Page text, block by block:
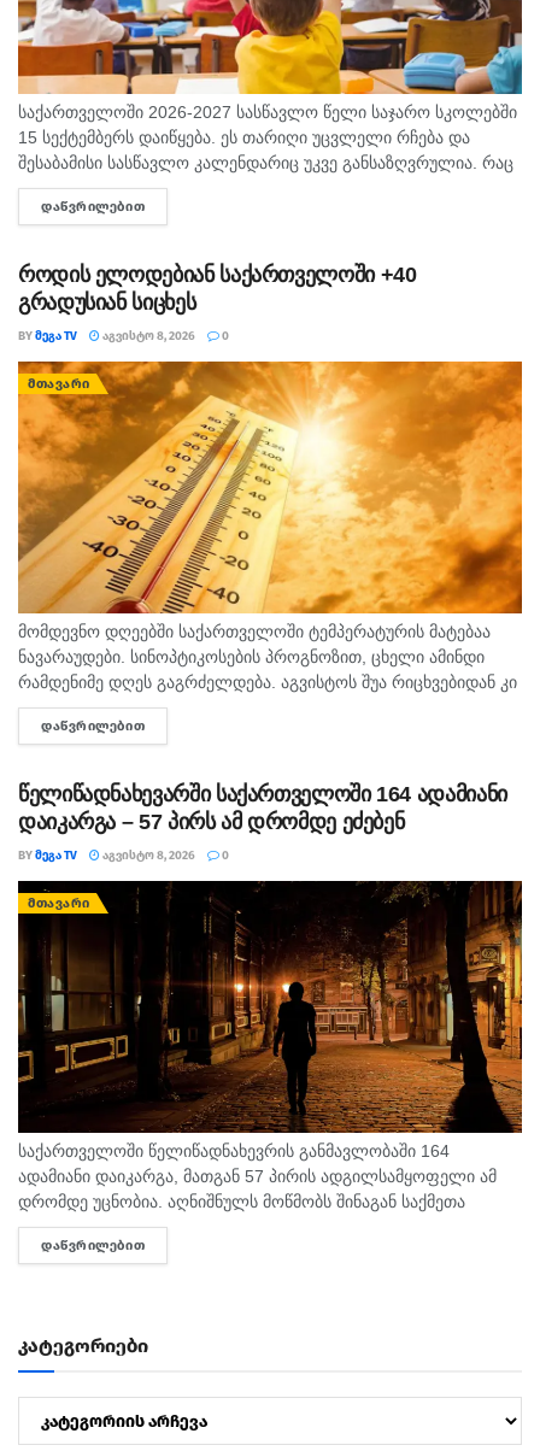
საქართველოში 2026-2027 სასწავლო წელი საჯარო სკოლებში
15 სექტემბერს დაიწყება. ეს თარიღი უცვლელი რჩება და
შესაბამისი სასწავლო კალენდარიც უკვე განსაზღვრულია. რაც
შეეხება საბავშვო ბაღებს, სასწავლო-სააღმზრდელო პროცესი
ასევე 15 სექტემბრიდან განახლდება. თბილისის...
ᲓᲐᲬᲕᲠᲘᲚᲔᲑᲘᲗ
როდის ელოდებიან საქართველოში +40
გრადუსიან სიცხეს
BYᲛᲔᲒᲐ TV ᲐᲒᲕᲘᲡᲢᲝ 8, 2026 0
ᲛᲗᲐᲕᲐᲠᲘ
მომდევნო დღეებში საქართველოში ტემპერატურის მატებაა
ნავარაუდები. სინოპტიკოსების პროგნოზით, ცხელი ამინდი
რამდენიმე დღეს გაგრძელდება. აგვისტოს შუა რიცხვებიდან კი
ტემპერატურა 40 გრადუსს მიაღწევს. "ტემპერატურამ აგვისტოს
თვეში შესაძლოა 35-40 გრადუსს მიაღწიოს, ანუ ამ...
ᲓᲐᲬᲕᲠᲘᲚᲔᲑᲘᲗ
წელიწადნახევარში საქართველოში 164 ადამიანი
დაიკარგა – 57 პირს ამ დრომდე ეძებენ
BYᲛᲔᲒᲐ TV ᲐᲒᲕᲘᲡᲢᲝ 8, 2026 0
ᲛᲗᲐᲕᲐᲠᲘ
საქართველოში წელიწადნახევრის განმავლობაში 164
ადამიანი დაიკარგა, მათგან 57 პირის ადგილსამყოფელი ამ
დრომდე უცნობია. აღნიშნულს მოწმობს შინაგან საქმეთა
სამინისტროს მიერ გამოქვეყნებული 2025 წლისა და 2026
წლის 6 თვის სტატისტიკური მონაცემები. ამასთან,...
ᲓᲐᲬᲕᲠᲘᲚᲔᲑᲘᲗ
კატეგორიები